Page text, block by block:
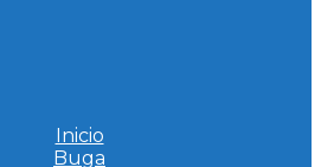
Inicio
Buga